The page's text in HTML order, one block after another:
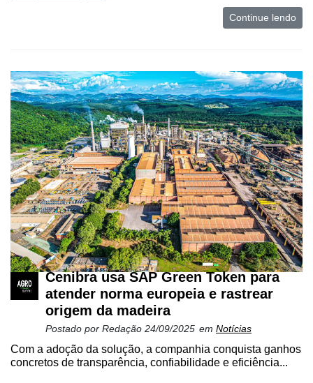
Mercado
Troca
de
Cadeira
Artigos
Agenda
Agricultura
de
Precisão
Automação
e
Robótica
Conectividade
Continue lendo
Cenibra usa SAP Green Token para
atender norma europeia e rastrear
origem da madeira
Postado por Redação 24/09/2025 em Notícias
Com a adoção da solução, a companhia conquista ganhos
concretos de transparência, confiabilidade e eficiência...